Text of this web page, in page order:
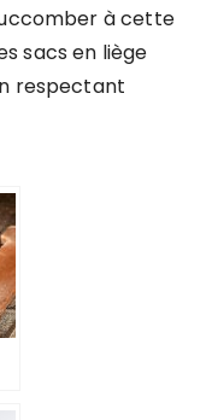
à cette
sacs en liège
respectant